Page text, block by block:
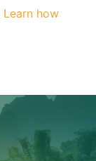
Learn how